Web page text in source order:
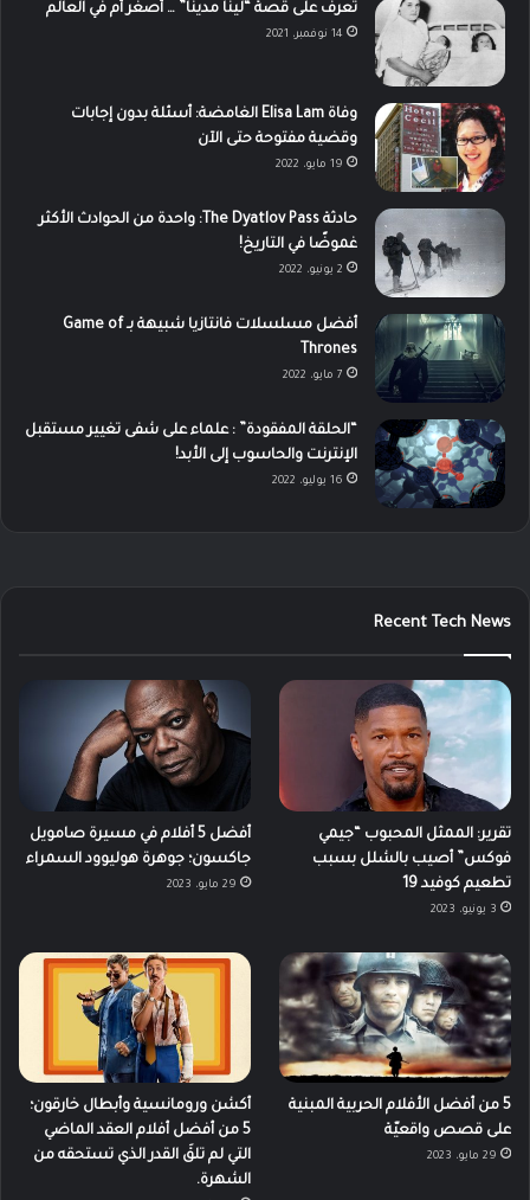
تعرف على قصة “لينا مدينا” … أصغر أم في العالم
14 نوفمبر، 2021
وفاة Elisa Lam الغامضة: أسئلة بدون إجابات
وقضية مفتوحة حتى الآن
19 مايو، 2022
حادثة The Dyatlov Pass: واحدة من الحوادث الأكثر
غموضًا في التاريخ!
2 يونيو، 2022
أفضل مسلسلات فانتازيا شبيهة بـ Game of
Thrones
7 مايو، 2022
“الحلقة المفقودة” : علماء على شفى تغيير مستقبل
الإنترنت والحاسوب إلى الأبد!
16 يوليو، 2022
Recent Tech News
تقرير: الممثل المحبوب “جيمي
فوكس” أصيب بالشلل بسبب
تطعيم كوفيد 19
3 يونيو، 2023
أفضل 5 أفلام في مسيرة صامويل
جاكسون؛ جوهرة هوليوود السمراء
29 مايو، 2023
5 من أفضل الأفلام الحربية المبنية
على قصص واقعيّة
29 مايو، 2023
أكشن ورومانسية وأبطال خارقون؛
5 من أفضل أفلام العقد الماضي
التي لم تلقَ القدر الذي تستحقه من
الشهرة.